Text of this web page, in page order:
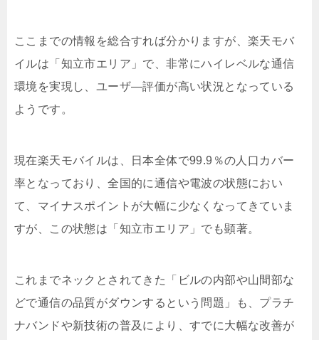
ここまでの情報を総合すれば分かりますが、楽天モバ
イルは「知立市エリア」で、非常にハイレベルな通信
環境を実現し、ユーザ―評価が高い状況となっている
ようです。
現在楽天モバイルは、日本全体で99.9％の人口カバー
率となっており、全国的に通信や電波の状態におい
て、マイナスポイントが大幅に少なくなってきていま
すが、この状態は「知立市エリア」でも顕著。
これまでネックとされてきた「ビルの内部や山間部な
どで通信の品質がダウンするという問題」も、プラチ
ナバンドや新技術の普及により、すでに大幅な改善が